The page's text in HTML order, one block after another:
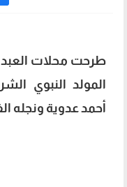
طرحت محلات
المولد النبوي
أحمد عدوية ونجله